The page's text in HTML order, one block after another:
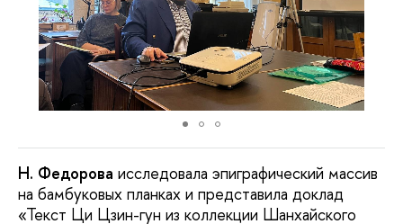
Н. Федорова исследовала эпиграфический массив
на бамбуковых планках и представила доклад
«Текст Ци Цзин-гун из коллекции Шанхайского